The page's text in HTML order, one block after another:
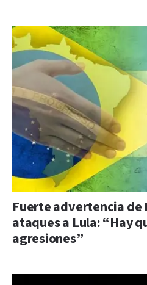
Fuerte advertencia de
ataques a Lula: “Hay
agresiones”